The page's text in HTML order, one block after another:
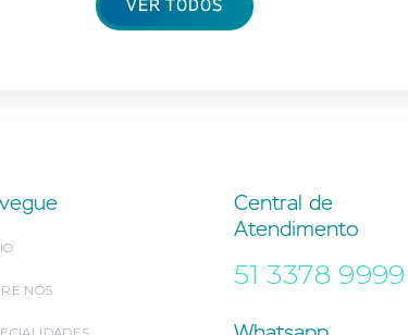
VER TODOS
NÓS
Central de
Atendimento
51 3378 9999